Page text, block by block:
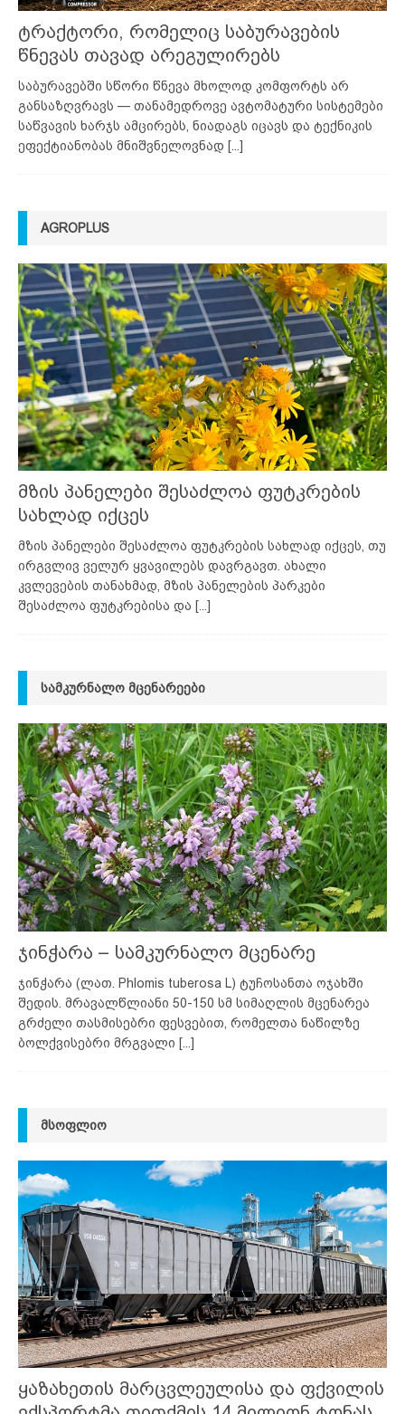
ტრაქტორი, რომელიც საბურავების
წნევას თავად არეგულირებს
საბურავებში სწორი წნევა მხოლოდ კომფორტს არ
განსაზღვრავს — თანამედროვე ავტომატური სისტემები
საწვავის ხარჯს ამცირებს, ნიადაგს იცავს და ტექნიკის
ეფექტიანობას მნიშვნელოვნად [...]
AGROPLUS
მზის პანელები შესაძლოა ფუტკრების
სახლად იქცეს
მზის პანელები შესაძლოა ფუტკრების სახლად იქცეს, თუ
ირგვლივ ველურ ყვავილებს დავრგავთ. ახალი
კვლევების თანახმად, მზის პანელების პარკები
შესაძლოა ფუტკრებისა და [...]
ᲡᲐᲛᲙᲣᲠᲜᲐᲚᲝ ᲛᲪᲔᲜᲐᲠᲔᲔᲑᲘ
ჯინჭარა – სამკურნალო მცენარე
ჯინჭარა (ლათ. Phlomis tuberosa L) ტუჩოსანთა ოჯახში
შედის. მრავალწლიანი 50-150 სმ სიმაღლის მცენარეა
გრძელი თასმისებრი ფესვებით, რომელთა ნაწილზე
ბოლქვისებრი მრგვალი [...]
ᲛᲡᲝᲤᲚᲘᲝ
ყაზახეთის მარცვლეულისა და ფქვილის